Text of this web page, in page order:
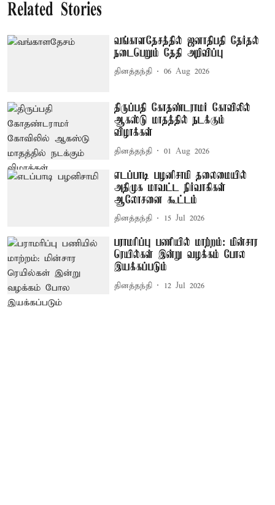
Related Stories
வங்காளதேசத்தில் ஜனாதிபதி தேர்தல்
நடைபெறும் தேதி அறிவிப்பு
தினத்தந்தி 06 Aug 2026
திருப்பதி கோதண்டராமர் கோவிலில்
ஆகஸ்டு மாதத்தில் நடக்கும்
விழாக்கள்
தினத்தந்தி 01 Aug 2026
எடப்பாடி பழனிசாமி தலைமையில்
அதிமுக மாவட்ட நிர்வாகிகள்
ஆலோசனை கூட்டம்
தினத்தந்தி 15 Jul 2026
பராமரிப்பு பணியில் மாற்றம்: மின்சார
ரெயில்கள் இன்று வழக்கம் போல
இயக்கப்படும்
தினத்தந்தி 12 Jul 2026